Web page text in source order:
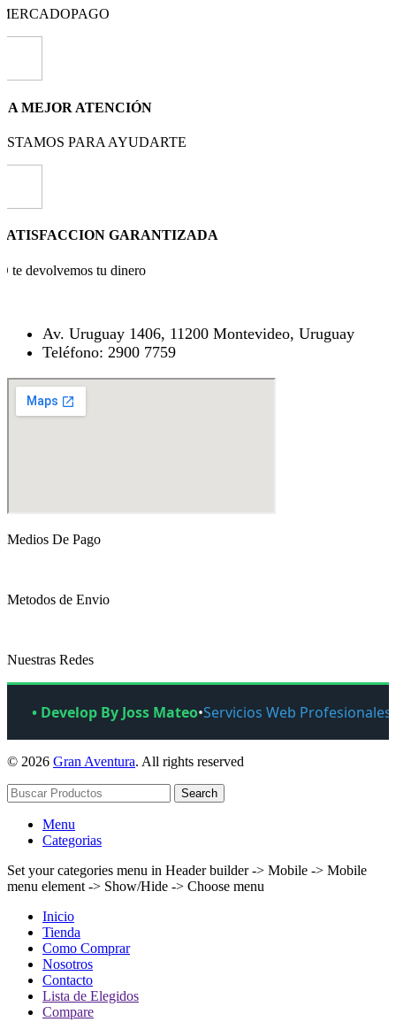
MEJOR ATENCIÓN
PARA AYUDARTE
GARANTIZADA
te devolvemos tu dinero
Av. Uruguay 1406, 11200 Montevideo, Uruguay
Teléfono: 2900 7759
Medios De Pago
Metodos de Envio
Nuestras Redes
• Develop By Joss Mateo•Servicios Web Profesionales
© 2026 Gran Aventura. All rights reserved
Search
Menu
Categorias
Set your categories menu in Header builder -> Mobile -> Mobile
menu element -> Show/Hide -> Choose menu
Inicio
Tienda
Como Comprar
Nosotros
Contacto
Lista de Elegidos
Compare